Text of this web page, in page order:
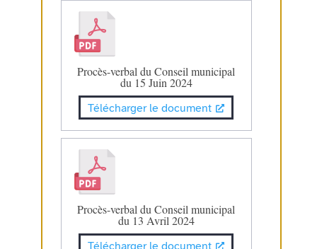
Procès-verbal du Conseil municipal
du 15 Juin 2024
Télécharger le document
Procès-verbal du Conseil municipal
du 13 Avril 2024
Télécharger le document